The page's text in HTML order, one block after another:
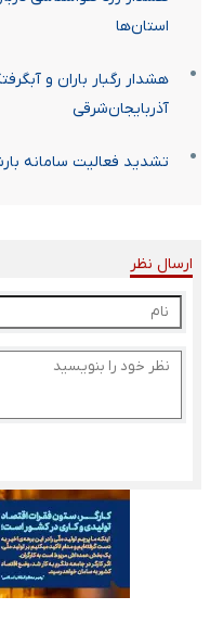
استان‌ها
هشدار رگبار باران و
آذربایجان‌شرقی
تشدید فعالیت سامانه
ارسال نظر